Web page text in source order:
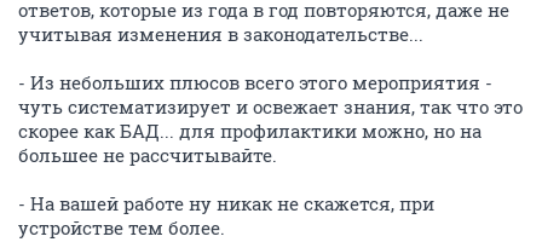
ответов, которые из года в год повторяются, даже не
учитывая изменения в законодательстве...
- Из небольших плюсов всего этого мероприятия -
чуть систематизирует и освежает знания, так что это
скорее как БАД... для профилактики можно, но на
большее не рассчитывайте.
- На вашей работе ну никак не скажется, при
устройстве тем более.